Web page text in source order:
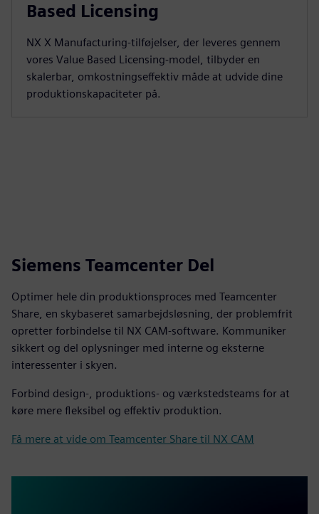
Based Licensing
NX X Manufacturing-tilføjelser, der leveres gennem
vores Value Based Licensing-model, tilbyder en
skalerbar, omkostningseffektiv måde at udvide dine
produktionskapaciteter på.
Siemens Teamcenter Del
Optimer hele din produktionsproces med Teamcenter
Share, en skybaseret samarbejdsløsning, der problemfrit
opretter forbindelse til NX CAM-software. Kommuniker
sikkert og del oplysninger med interne og eksterne
interessenter i skyen.
Forbind design-, produktions- og værkstedsteams for at
køre mere fleksibel og effektiv produktion.
Få mere at vide om Teamcenter Share til NX CAM